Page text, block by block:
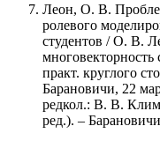
Леон, О. В.
ролевого
студентов / О. В.
многовекторность
практ. круглого
Барановичи, 22
редкол.: В. В.
ред.). –